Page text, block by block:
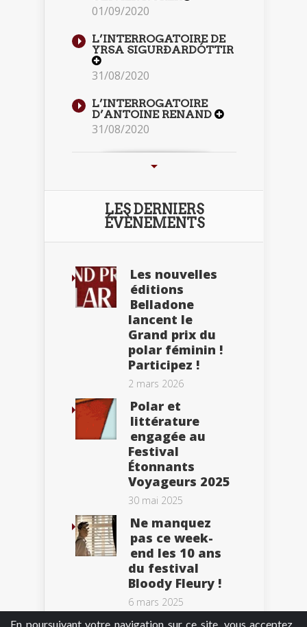
En poursuivant votre navigation sur ce site, vous acceptez
01/09/2020
L’INTERROGATOIRE DE
YRSA SIGURÐARDÓTTIR
31/08/2020
L’INTERROGATOIRE
D’ANTOINE RENAND
31/08/2020
LES DERNIERS
ÉVÈNEMENTS
Les nouvelles
éditions
Belladone
lancent le
Grand prix du
polar féminin !
Participez !
2 mars 2026
Polar et
littérature
engagée au
Festival
Étonnants
Voyageurs 2025
30 mai 2025
Ne manquez
pas ce week-
end les 10 ans
du festival
Bloody Fleury !
6 mars 2025